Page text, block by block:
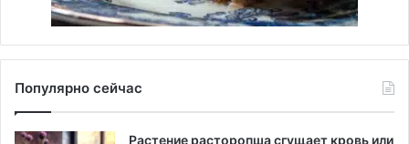
Популярно сейчас
Растение расторопша сгущает кровь или